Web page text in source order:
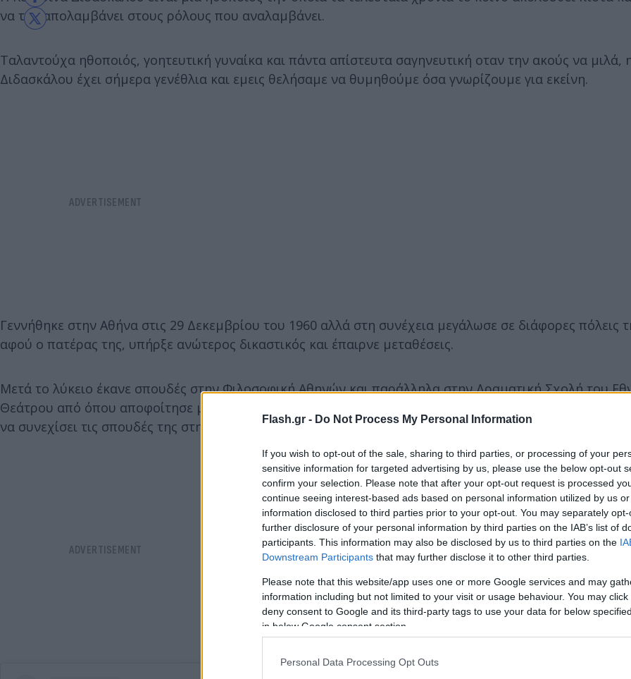
Flash.gr - Do Not Process My Personal Information
If you wish to opt-out of the sale, sharing to third parties, or processing of your
sensitive information for targeted advertising by us, please use the below opt-out
confirm your selection. Please note that after your opt-out request is processed
continue seeing interest-based ads based on personal information utilized by us
information disclosed to third parties prior to your opt-out. You may separately
further disclosure of your personal information by third parties on the IAB’s list of
participants. This information may also be disclosed by us to third parties on the
Downstream Participants that may further disclose it to other third parties.
Please note that this website/app uses one or more Google services and may
information including but not limited to your visit or usage behaviour. You may
deny consent to Google and its third-party tags to use your data for below
in below Google consent section.
Personal Data Processing Opt Outs
να την απολαμβάνει στους ρόλους που αναλαμβάνει.
Ταλαντούχα ηθοποιός, γοητευτική γυναίκα και πάντα απίστευτα σαγηνευτική οταν την ακούς να μιλά,
Διδασκάλου έχει σήμερα γενέθλια και εμεις θελήσαμε να θυμηθούμε όσα γνωρίζουμε για εκείνη.
Γεννήθηκε στην Αθήνα στις 29 Δεκεμβρίου του 1960 αλλά στη συνέχεια μεγάλωσε σε διάφορες πόλεις
αφού o πατέρας της, υπήρξε ανώτερος δικαστικός και έπαιρνε μεταθέσεις.
Μετά το λύκειο έκανε σπουδές στην Φιλοσοφική Αθηνών και παράλληλα στην Δραματική Σχολή του
Θεάτρου από όπου αποφοίτησε με άριστα. Λίγο αργότερα, πήρε υποτροφία από το ίδρυμα Ωνάση και
να συνεχίσει τις σπουδές της στην υποκριτική στη Νέα Υόρκη.